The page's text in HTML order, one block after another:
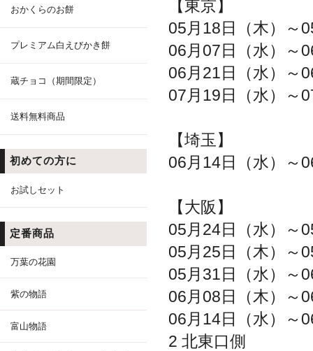
おかくらのお餅
プレミアム白えびかき餅
蔵チョコ（期間限定）
送料無料商品
初めての方に
お試しセット
定番商品
万葉の花園
紫の物語
富山物語
【東京】
05月18日（木）～
06月07日（水）～
06月21日（水）～
07月19日（水）～
【埼玉】
06月14日（水）～
【大阪】
05月24日（水）～
05月25日（木）～
05月31日（水）～
06月08日（木）～
06月14日（水）～
2 北東口側